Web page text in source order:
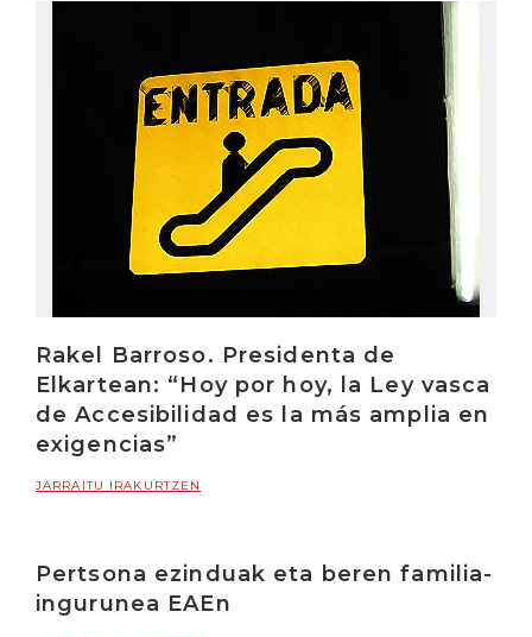
Rakel Barroso. Presidenta de
Elkartean: “Hoy por hoy, la Ley vasca
de Accesibilidad es la más amplia en
exigencias”
JARRAITU IRAKURTZEN
Pertsona ezinduak eta beren familia-
ingurunea EAEn